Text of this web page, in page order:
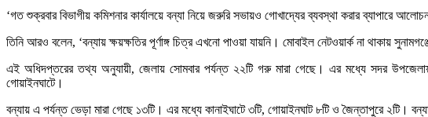
‘গত শুক্রবার বিভাগীয় কমিশনার কার্যালয়ে বন্যা নিয়ে জরুরি সভায়ও গোখাদ্যের ব্যবস্থা করার ব্যাপারে
তিনি আরও বলেন, ‘বন্যায় ক্ষয়ক্ষতির পূর্ণাঙ্গ চিত্র এখনো পাওয়া যায়নি। মোবাইল নেটওয়ার্ক না থাকায়
এই অধিদপ্তরের তথ্য অনুযায়ী, জেলায় সোমবার পর্যন্ত ২২টি গরু মারা গেছে। এর মধ্যে সদর
গোয়াইনঘাটে।
বন্যায় এ পর্যন্ত ভেড়া মারা গেছে ১৩টি। এর মধ্যে কানাইঘাটে ৩টি, গোয়াইনঘাট ৮টি ও জৈন্তাপুরে ২টি।